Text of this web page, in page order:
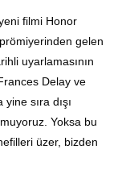
filmi Honor
gelen
uyarlamasının
Delay ve
sıra dışı
Yoksa bu
üzer, bizden